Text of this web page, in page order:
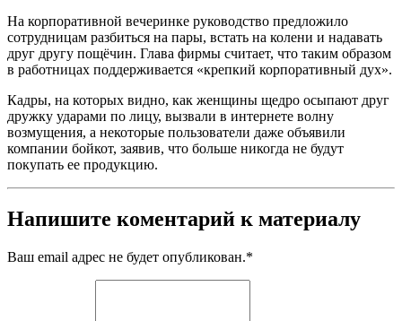
На корпоративной вечеринке руководство предложило
сотрудницам разбиться на пары, встать на колени и надавать
друг другу пощёчин. Глава фирмы считает, что таким образом
в работницах поддерживается «крепкий корпоративный дух».
Кадры, на которых видно, как женщины щедро осыпают друг
дружку ударами по лицу, вызвали в интернете волну
возмущения, а некоторые пользователи даже объявили
компании бойкот, заявив, что больше никогда не будут
покупать ее продукцию.
Напишите коментарий к материалу
Ваш email адрес не будет опубликован.*